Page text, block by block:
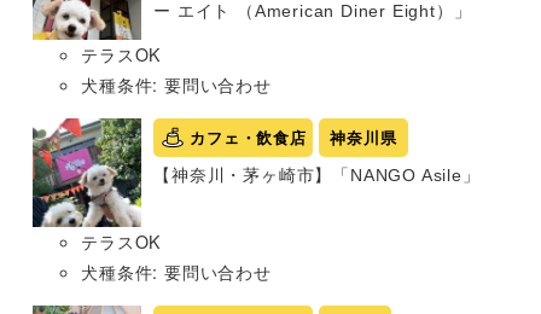
ー エイト （American Diner Eight）」
テラスOK
犬種条件: 要問い合わせ
カフェ・飲食店 神奈川県
【神奈川・茅ヶ崎市】「NANGO Asile」
テラスOK
犬種条件: 要問い合わせ